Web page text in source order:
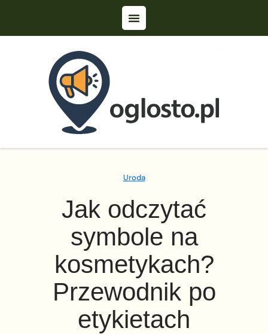
Uroda
Jak odczytać
symbole na
kosmetykach?
Przewodnik po
etykietach